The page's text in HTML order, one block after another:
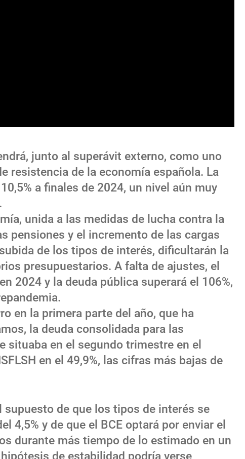
junto al superávit externo, como uno
resistencia de la economía española. La
a finales de 2024, un nivel aún muy
unida a las medidas de lucha contra la
pensiones y el incremento de las cargas
de los tipos de interés, dificultarán la
presupuestarios. A falta de ajustes, el
2024 y la deuda pública superará el 106%,
en la primera parte del año, que ha
la deuda consolidada para las
situaba en el segundo trimestre en el
en el 49,9%, las cifras más bajas de
supuesto de que los tipos de interés se
4,5% y de que el BCE optará por enviar el
durante más tiempo de lo estimado en un
de estabilidad podría verse